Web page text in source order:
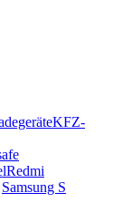
KFZ-
Redmi
Samsung S